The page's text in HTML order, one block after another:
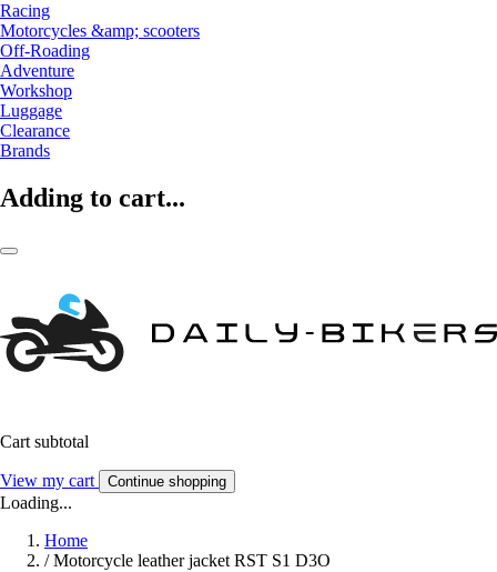
Racing
Motorcycles &amp; scooters
Off-Roading
Adventure
Workshop
Luggage
Clearance
Brands
Adding to cart...
Cart subtotal
View my cart Continue shopping
Loading...
Home
/ Motorcycle leather jacket RST S1 D3O